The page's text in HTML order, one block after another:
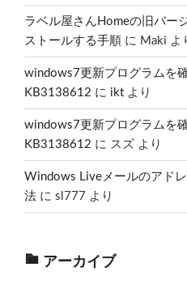
ラベル屋さんHomeの旧バー
ストールする手順 に Maki よ
windows7更新プログラムを
KB3138612 に ikt より
windows7更新プログラムを
KB3138612 に スズ より
Windows Liveメールのアド
法 に sl777 より
アーカイブ